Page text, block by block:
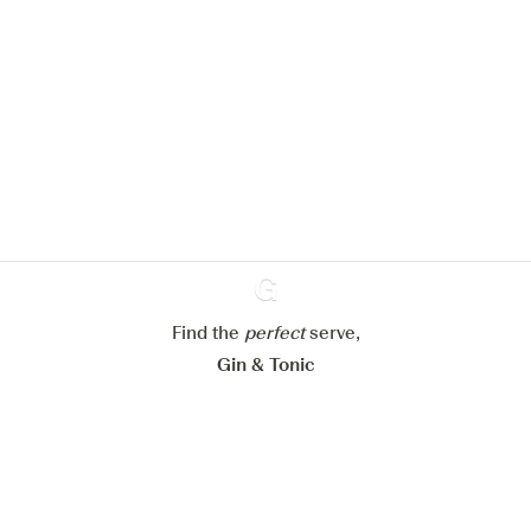
Ginventory
Find the perfectserve,
Gin & Tonic